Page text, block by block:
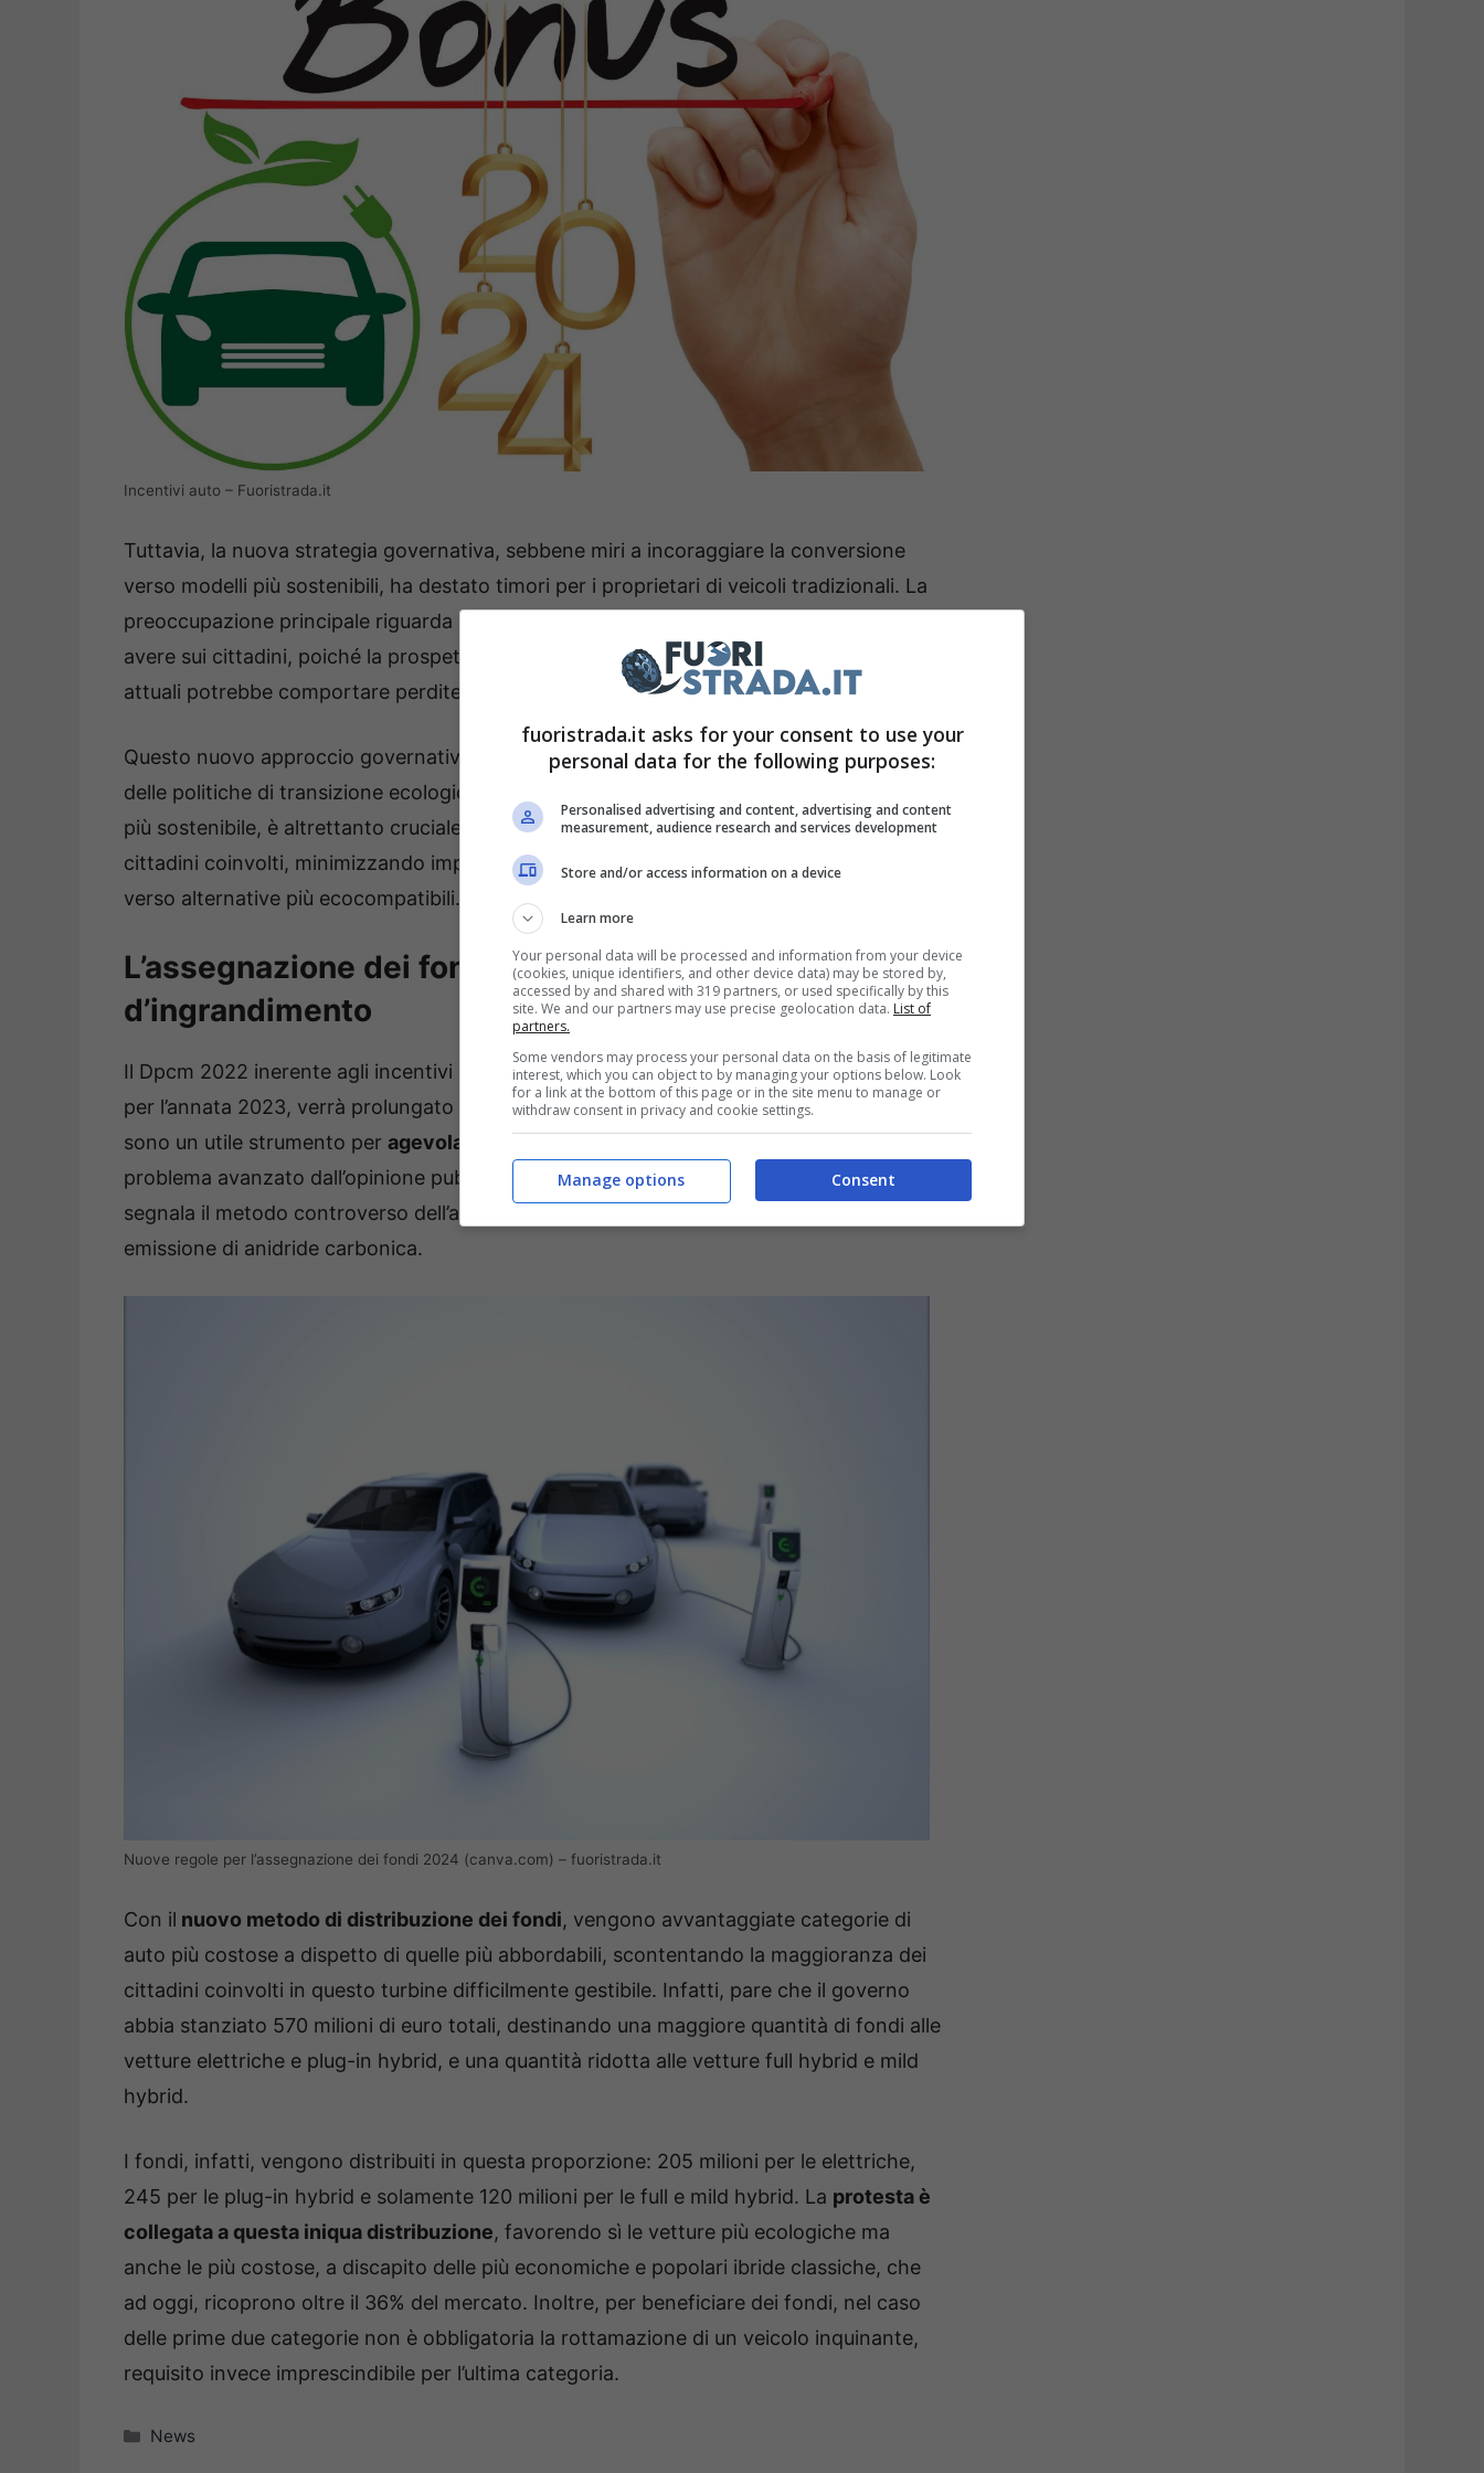
Incentivi auto – Fuoristrada.it
Tuttavia, la nuova strategia governativa, sebbene miri a incoraggiare la conversione
verso modelli più sostenibili, ha destato timori per i proprietari di veicoli tradizionali. La
preoccupazione principale riguarda l’impatto finanziario che questa riforma potrebbe
avere sui cittadini, poiché la prospettiva di una svalutazione accelerata delle vetture
attuali potrebbe comportare perdite economiche considerevoli per molti proprietari.
Questo nuovo approccio governativo solleva, dunque, interrogativi critici sull’equità
delle politiche di transizione ecologica. Mentre è essenziale promuovere una mobilità
più sostenibile, è altrettanto cruciale garantire un approccio graduale e giusto per i
cittadini coinvolti, minimizzando impatti finanziari negativi e agevolando la transizione
verso alternative più ecocompatibili.
L’assegnazione dei fondi sotto la lente
d’ingrandimento
Il Dpcm 2022 inerente agli incentivi destinati alle automobili ecologiche, già rinnovato
per l’annata 2023, verrà prolungato anche nel 2024. Fin qui nulla di strano, visto che
sono un utile strumento per agevolare la transizionegreentanto sollecitata. Il
problema avanzato dall’opinione pubblica e dai soggetti interessati alla manovra,
segnala il metodo controverso dell’assegnazione dei fondi in base alle categorie di
emissione di anidride carbonica.
Nuove regole per l’assegnazione dei fondi 2024 (canva.com) – fuoristrada.it
Con il nuovo metodo di distribuzione dei fondi, vengono avvantaggiate categorie di
auto più costose a dispetto di quelle più abbordabili, scontentando la maggioranza dei
cittadini coinvolti in questo turbine difficilmente gestibile. Infatti, pare che il governo
abbia stanziato 570 milioni di euro totali, destinando una maggiore quantità di fondi alle
vetture elettriche e plug-in hybrid, e una quantità ridotta alle vetture full hybrid e mild
hybrid.
I fondi, infatti, vengono distribuiti in questa proporzione: 205 milioni per le elettriche,
245 per le plug-in hybrid e solamente 120 milioni per le full e mild hybrid. La protesta è
collegata a questa iniqua distribuzione, favorendo sì le vetture più ecologiche ma
anche le più costose, a discapito delle più economiche e popolari ibride classiche, che
ad oggi, ricoprono oltre il 36% del mercato. Inoltre, per beneficiare dei fondi, nel caso
delle prime due categorie non è obbligatoria la rottamazione di un veicolo inquinante,
requisito invece imprescindibile per l’ultima categoria.
Categorie
News
fuoristrada.it asks for your consent to use your
personal data for the following purposes:
Personalised advertising and content, advertising and content
measurement, audience research and services development
Store and/or access information on a device
Learn more
Your personal data will be processed and information from your device
(cookies, unique identifiers, and other device data) may be stored by,
accessed by and shared with 319 partners, or used specifically by this
site. We and our partners may use precise geolocation data. List of
partners.
Some vendors may process your personal data on the basis of legitimate
interest, which you can object to by managing your options below. Look
for a link at the bottom of this page or in the site menu to manage or
withdraw consent in privacy and cookie settings.
Consent
Manage options